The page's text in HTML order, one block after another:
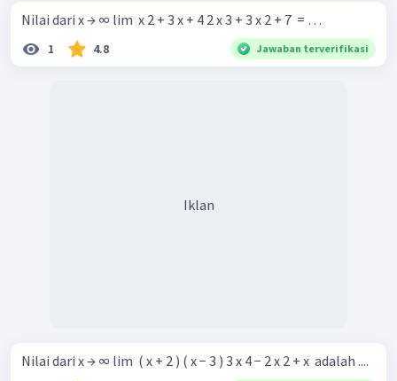
Nilai dari x → ∞ lim ​ x 2 + 3 x + 4 2 x 3 + 3 x 2 + 7 ​ = …
1 4.8 Jawaban terverifikasi
Iklan
Nilai dari x → ∞ lim ​ ( x + 2 ) ( x − 3 ) 3 x 4 − 2 x 2 + x ​ adalah ....